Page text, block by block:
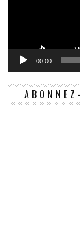
00:00